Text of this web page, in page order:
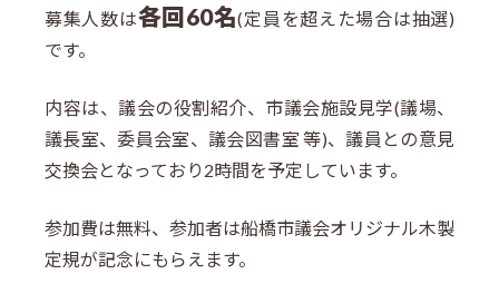
募集人数は各回60名(定員を超えた場合は抽選)
です。
内容は、議会の役割紹介、市議会施設見学(議場、
議長室、委員会室、議会図書室 等)、議員との意見
交換会となっており2時間を予定しています。
参加費は無料、参加者は船橋市議会オリジナル木製
定規が記念にもらえます。